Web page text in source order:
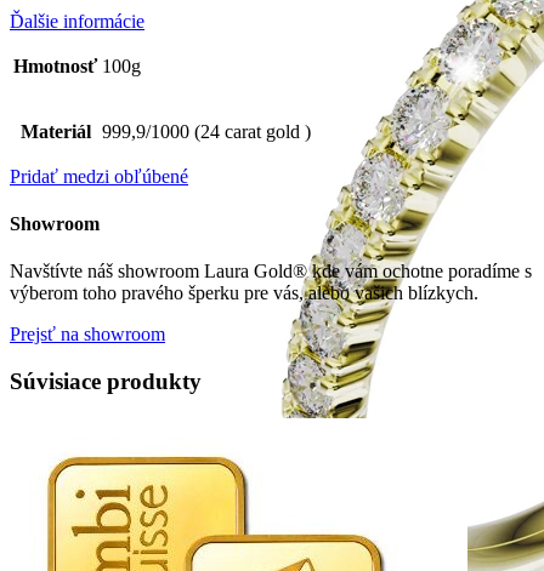
Ďalšie informácie
Hmotnosť 100g
Materiál 999,9/1000 (24 carat gold )
Pridať medzi obľúbené
Showroom
Navštívte náš showroom Laura Gold® kde vám ochotne poradíme s
výberom toho pravého šperku pre vás, alebo vašich blízkych.
Prejsť na showroom
Súvisiace produkty